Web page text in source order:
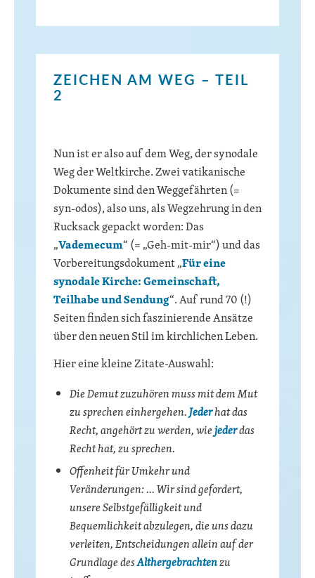
ZEICHEN AM WEG – TEIL
2
Nun ist er also auf dem Weg, der synodale
Weg der Weltkirche. Zwei vatikanische
Dokumente sind den Weggefährten (=
syn-odos), also uns, als Wegzehrung in den
Rucksack gepackt worden: Das
„Vademecum“ (= „Geh-mit-mir“) und das
Vorbereitungsdokument „Für eine
synodale Kirche: Gemeinschaft,
Teilhabe und Sendung“. Auf rund 70 (!)
Seiten finden sich faszinierende Ansätze
über den neuen Stil im kirchlichen Leben.
Hier eine kleine Zitate-Auswahl:
Die Demut zuzuhören muss mit dem Mut
zu sprechen einhergehen.Jederhat das
Recht, angehört zu werden, wiejederdas
Recht hat, zu sprechen.
Offenheit für Umkehr und
Veränderungen: … Wir sind gefordert,
unsere Selbstgefälligkeit und
Bequemlichkeit abzulegen, die uns dazu
verleiten, Entscheidungen allein auf der
Grundlage desAlthergebrachtenzu